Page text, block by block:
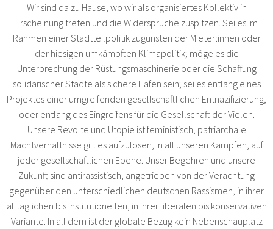
Wir sind da zu Hause, wo wir als organisiertes Kollektiv in
Erscheinung treten und die Widersprüche zuspitzen. Sei es im
Rahmen einer Stadtteilpolitik zugunsten der Mieter:innen oder
der hiesigen umkämpften Klimapolitik; möge es die
Unterbrechung der Rüstungsmaschinerie oder die Schaffung
solidarischer Städte als sichere Häfen sein; sei es entlang eines
Projektes einer umgreifenden gesellschaftlichen Entnazifizierung,
oder entlang des Eingreifens für die Gesellschaft der Vielen.
Unsere Revolte und Utopie ist feministisch, patriarchale
Machtverhältnisse gilt es aufzulösen, in all unseren Kämpfen, auf
jeder gesellschaftlichen Ebene. Unser Begehren und unsere
Zukunft sind antirassistisch, angetrieben von der Verachtung
gegenüber den unterschiedlichen deutschen Rassismen, in ihrer
alltäglichen bis institutionellen, in ihrer liberalen bis konservativen
Variante. In all dem ist der globale Bezug kein Nebenschauplatz